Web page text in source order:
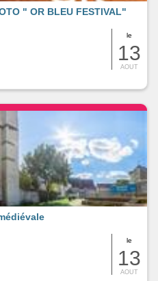
le
13
AOUT
" OR BLEU FESTIVAL"
le
13
AOUT